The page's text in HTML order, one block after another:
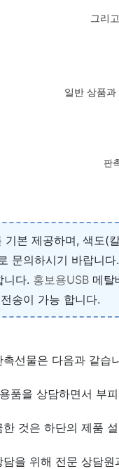
그리
일반 상품
판
기본 제공하며, 색도(
문의하시기 바랍니
니다. 홍보용USB 메탈
송이 가능 합니다.
선물은 다음과 같습
품을 상담하면서 부
것은 하단의 제품
을 위해 전문 상담